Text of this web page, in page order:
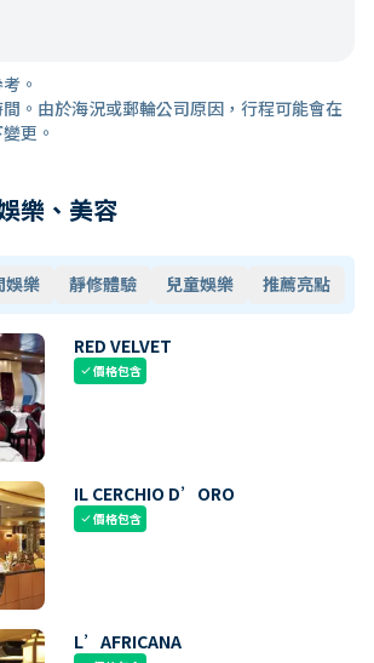
。
。由於海況或郵輪公司原因，行程可能會在
更。
樂、美容
娛樂 靜修體驗 兒童娛樂 推薦亮點
RED VELVET
check價格包含
IL CERCHIO D’ORO
check價格包含
L’AFRICANA